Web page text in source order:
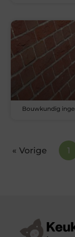
Bouwkundig
« Vorige 1